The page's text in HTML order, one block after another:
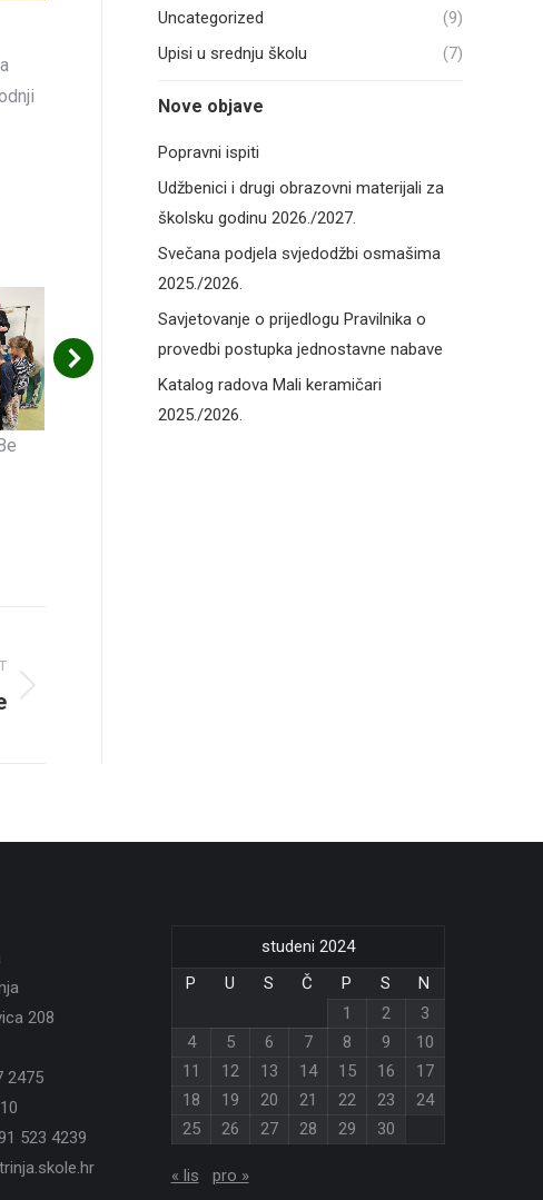
Uncategorized
(9)
Upisi u srednju školu
(7)
Nove objave
Popravni ispiti
Udžbenici i drugi obrazovni materijali za
školsku godinu 2026./2027.
Svečana podjela svjedodžbi osmašima
2025./2026.
Savjetovanje o prijedlogu Pravilnika o
provedbi postupka jednostavne nabave
Katalog radova Mali keramičari
2025./2026.
208
2475
523 4239
studeni 2024
P
U S Č P S
N
1
2
3
4
5 6 7 8 9
10
11
12 13 14 15 16
17
18
19 20 21 22 23
24
25
26 27 28 29 30
« lis pro »